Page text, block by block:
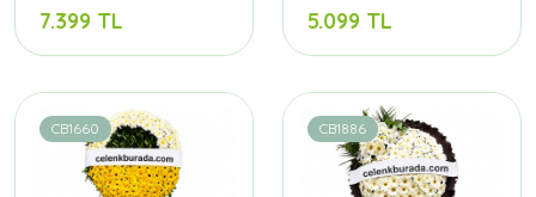
7.399 TL 5.099 TL
CB1660 CB1886